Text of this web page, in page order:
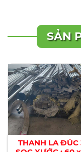
SẢN
THANH LA ĐÚC